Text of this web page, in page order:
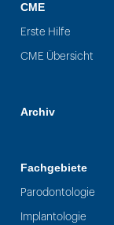
CME
Erste Hilfe
CME Übersicht
Archiv
Fachgebiete
Parodontologie
Implantologie